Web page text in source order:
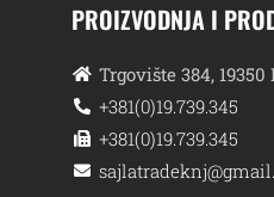
PROIZVODNJA I
Trgovište 384,
+381(0)19.739.345
+381(0)19.739.345